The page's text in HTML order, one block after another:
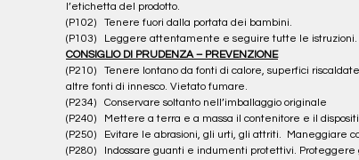
l’etichetta del prodotto.
(P102)   Tenere fuori dalla portata dei bambini.
(P103)   Leggere attentamente e seguire tutte le istruzioni.
CONSIGLIO DI PRUDENZA – PREVENZIONE
(P210)   Tenere lontano da fonti di calore, superfici
altre fonti di innesco. Vietato fumare.
(P234)   Conservare soltanto nell’imballaggio originale
(P240)   Mettere a terra e a massa il contenitore e il
(P250)   Evitare le abrasioni, gli urti, gli attriti.  Maneggiare
(P280)   Indossare guanti e indumenti protettivi. Proteggere